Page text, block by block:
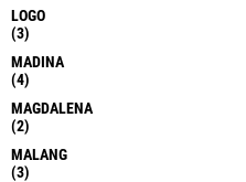
LOGO
(3)
MADINA
(4)
MAGDALENA
(2)
MALANG
(3)